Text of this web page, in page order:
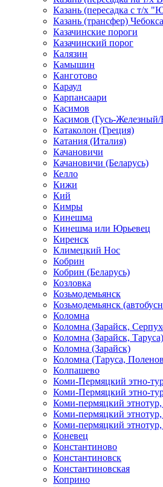
Казань (пересадка с т/х
Казань (трансфер)
Казачинские пороги
Казачинский порог
Калязин
Камышин
Канготово
Караул
Карпансаари
Касимов
Касимов (Гусь-Железный/
Катаколон (Греция)
Катания (Италия)
Качановичи
Качановичи (Беларусь)
Келло
Кижи
Кий
Кимры
Кинешма
Кинешма или Юрьевец
Киренск
Климецкий Нос
Кобрин
Кобрин (Беларусь)
Козловка
Козьмодемьянск
Козьмодемьянск
Коломна
Коломна (Зарайск,
Коломна (Зарайск, Таруса)
Коломна (Зарайск)
Коломна (Таруса,
Колпашево
Коми-Пермяцкий этно-
Коми-Пермяцкий этно-
Коми-пермяцкий этнотур,
Коми-пермяцкий этнотур,
Коми-пермяцкий этнотур,
Коневец
Константиново
Константиновск
Константиновская
Коприно